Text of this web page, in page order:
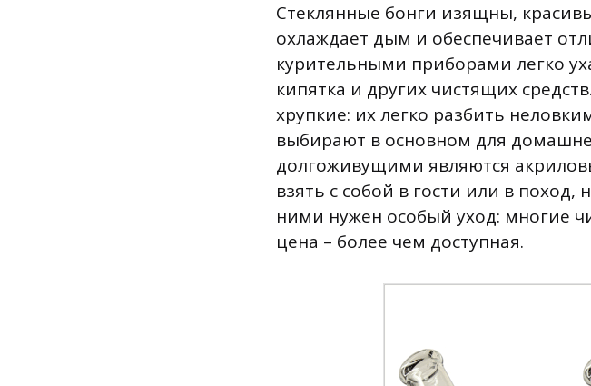
Стеклянные бонги изящны,
охлаждает дым и обеспечивает
курительными приборами легко
кипятка и других чистящих
хрупкие: их легко разбить
выбирают в основном для
долгоживущими являются
взять с собой в гости или в поход,
ними нужен особый уход: многие
цена – более чем доступная.